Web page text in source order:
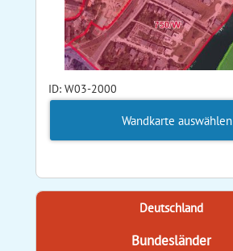
ID: W03-2000
Wandkarte auswählen
Deutschland
Bundesländer